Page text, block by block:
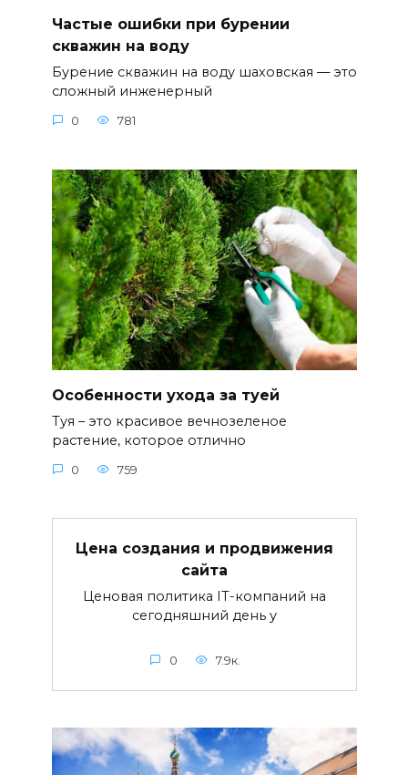
Частые ошибки при бурении
скважин на воду
Бурение скважин на воду шаховская — это
сложный инженерный
0 781
Особенности ухода за туей
Туя – это красивое вечнозеленое
растение, которое отлично
0 759
Цена создания и продвижения
сайта
Ценовая политика IT-компаний на
сегодняшний день у
0 7.9к.